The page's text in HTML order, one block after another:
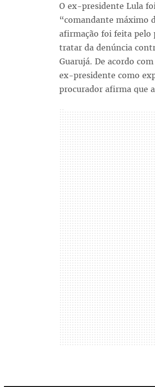
O ex-presidente Lula
“comandante máximo
afirmação foi feita pelo
tratar da denúncia
Guarujá. De acordo
ex-presidente como
procurador afirma que